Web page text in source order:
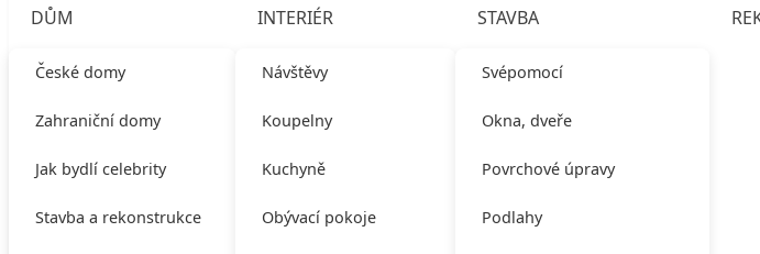
DŮM
České domy
Zahraniční domy
Jak bydlí celebrity
Stavba a rekonstrukce
INTERIÉR
Návštěvy
Koupelny
Kuchyně
Obývací pokoje
STAVBA
Svépomocí
Okna, dveře
Povrchové úpravy
Podlahy